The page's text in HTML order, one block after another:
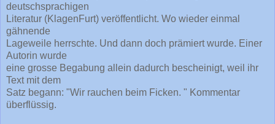
deutschsprachigen
Literatur (KlagenFurt) veröffentlicht. Wo wieder einmal
gähnende
Lageweile herrschte. Und dann doch prämiert wurde. Einer
Autorin wurde
eine grosse Begabung allein dadurch bescheinigt, weil ihr
Text mit dem
Satz begann: "Wir rauchen beim Ficken. " Kommentar
überflüssig.